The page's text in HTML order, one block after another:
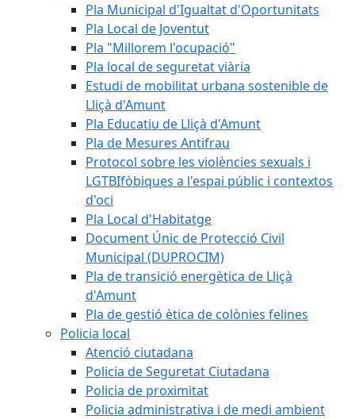
Pla Municipal d'Igualtat d'Oportunitats
Pla Local de Joventut
Pla "Millorem l'ocupació"
Pla local de seguretat viària
Estudi de mobilitat urbana sostenible de
Lliçà d'Amunt
Pla Educatiu de Lliçà d'Amunt
Pla de Mesures Antifrau
Protocol sobre les violències sexuals i
LGTBIfòbiques a l'espai públic i contextos
d'oci
Pla Local d'Habitatge
Document Únic de Protecció Civil
Municipal (DUPROCIM)
Pla de transició energètica de Lliçà
d'Amunt
Pla de gestió ètica de colònies felines
Policia local
Atenció ciutadana
Policia de Seguretat Ciutadana
Policia de proximitat
Policia administrativa i de medi ambient